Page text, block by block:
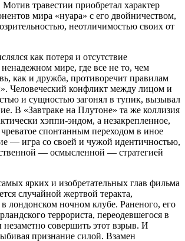
травестии приобретал характер
мира «нуара» с его двойничеством,
неотличимостью своих от
как потеря и отсутствие
мире, где все не то, чем
как и дружба, противоречит правилам
Человеческий конфликт между лицом и
и сущностью загонял в тупик, вызывал
В «Завтраке на Плутоне» та же коллизия
хэппи-эндом, а незакрепленное,
спонтанным переходом в иное
— игра со своей и чужой идентичностью,
— осмысленной — стратегией
ярких и изобретательных глав фильма
случайной жертвой теракта,
лондонском ночном клубе. Раненого, его
террориста, переодевшегося в
совершить этот взрыв. И
признание силой. Взамен